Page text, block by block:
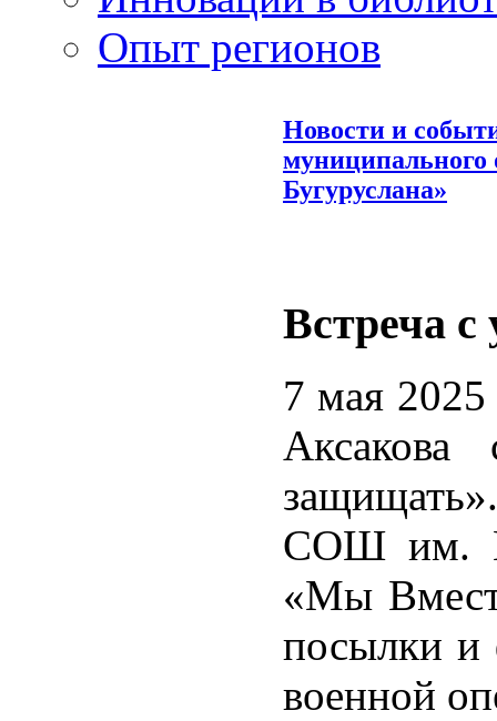
Опыт регионов
Новости и
муниципального
Бугуруслана»
Встреча с
7 мая 2025
Аксакова
СОШ им. М.
«Мы
посылки и
военной